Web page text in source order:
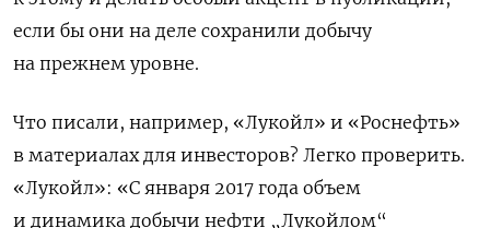
если бы они на деле сохранили добычу
на прежнем уровне.
Что писали, например, «Лукойл» и «Роснефть»
в материалах для инвесторов? Легко проверить.
«Лукойл»: «С января 2017 года объем
и динамика добычи нефти „Лукойлом“